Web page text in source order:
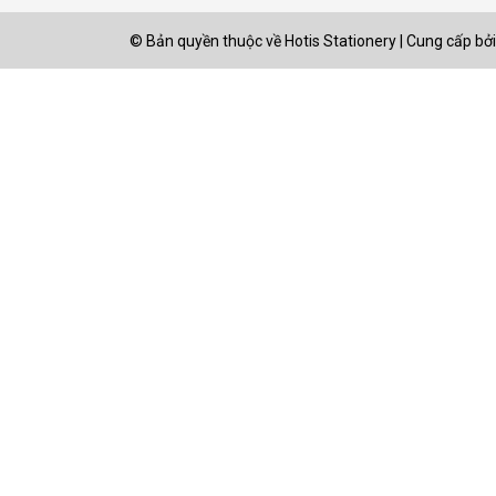
© Bản quyền thuộc về Hotis Stationery Cung cấp bởi